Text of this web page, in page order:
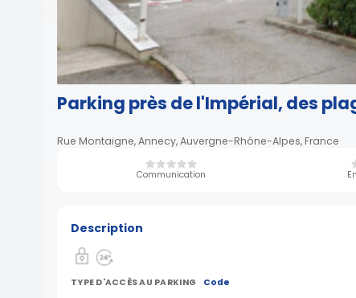
Parking près de l'Impérial, des
Rue Montaigne, Annecy, Auvergne-Rhône-Alpes, France
Communication
Description
TYPE D'ACCÈS AU PARKING Code